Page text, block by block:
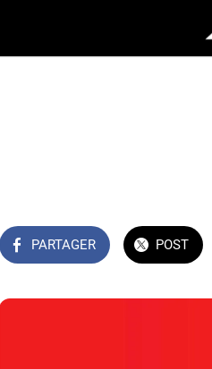
PARTAGER POST